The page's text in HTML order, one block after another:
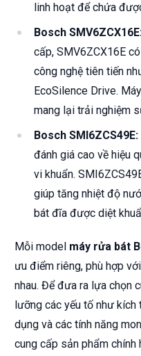
linh hoạt để chứa
Bosch
cấp, SMV6ZCX16E
công nghệ tiên tiến
EcoSilence Drive.
mang lại trải nghiệm
Bosch SMI6ZCS49E:
đánh giá cao về hiệu
vi khuẩn.
giúp tăng nhiệt độ
bát đĩa được diệt
Mỗi model máy rửa bát
ưu điểm riêng, phù hợp
nhau. Để đưa ra lựa chọn
lưỡng các yếu tố như
dụng và các tính năng
cung cấp sản phẩm chính